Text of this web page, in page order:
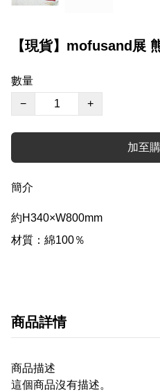
【現貨】mofusand展
數量
−
+
加至
簡介
約H340×W800mm
材質：綿100％
商品詳情
商品描述
這個商品沒有描述。